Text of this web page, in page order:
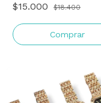
$15.000 $18.400
Comprar